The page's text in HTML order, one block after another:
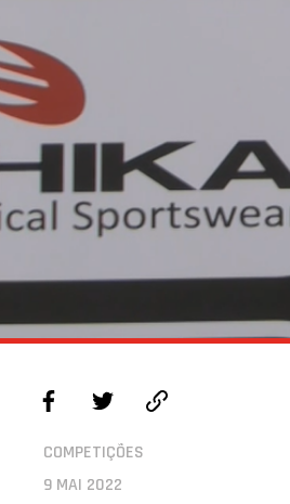
COMPETIÇÕES
9 MAI 2022